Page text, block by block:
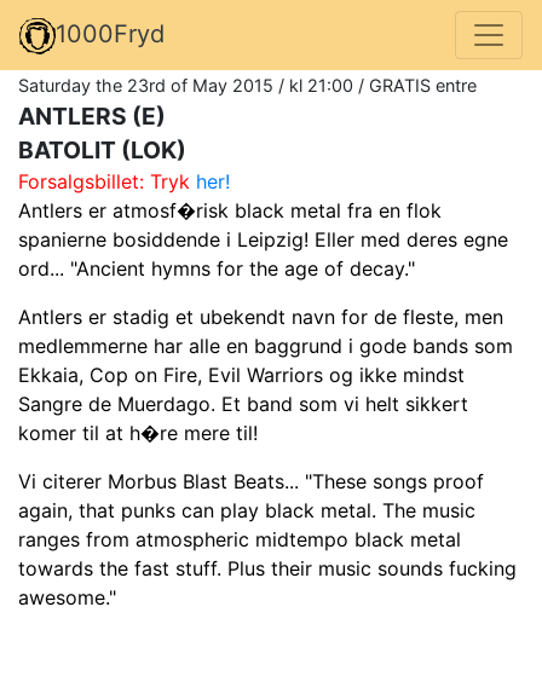
1000Fryd
Saturday the 23rd of May 2015 / kl 21:00 / GRATIS entre
ANTLERS (E)
BATOLIT (LOK)
Forsalgsbillet: Tryk her!
Antlers er atmosf�risk black metal fra en flok
spanierne bosiddende i Leipzig! Eller med deres egne
ord... "Ancient hymns for the age of decay."
Antlers er stadig et ubekendt navn for de fleste, men
medlemmerne har alle en baggrund i gode bands som
Ekkaia, Cop on Fire, Evil Warriors og ikke mindst
Sangre de Muerdago. Et band som vi helt sikkert
komer til at h�re mere til!
Vi citerer Morbus Blast Beats... "These songs proof
again, that punks can play black metal. The music
ranges from atmospheric midtempo black metal
towards the fast stuff. Plus their music sounds fucking
awesome."